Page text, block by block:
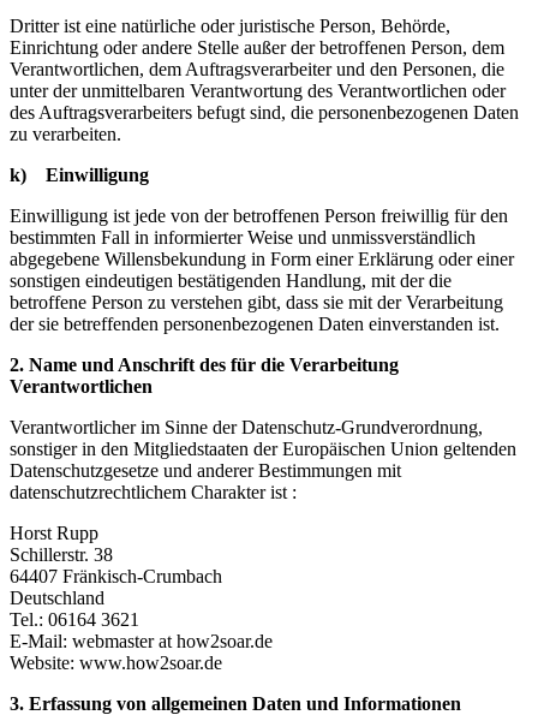
Dritter ist eine natürliche oder juristische Person, Behörde,
Einrichtung oder andere Stelle außer der betroffenen Person, dem
Verantwortlichen, dem Auftragsverarbeiter und den Personen, die
unter der unmittelbaren Verantwortung des Verantwortlichen oder
des Auftragsverarbeiters befugt sind, die personenbezogenen Daten
zu verarbeiten.
k) Einwilligung
Einwilligung ist jede von der betroffenen Person freiwillig für den
bestimmten Fall in informierter Weise und unmissverständlich
abgegebene Willensbekundung in Form einer Erklärung oder einer
sonstigen eindeutigen bestätigenden Handlung, mit der die
betroffene Person zu verstehen gibt, dass sie mit der Verarbeitung
der sie betreffenden personenbezogenen Daten einverstanden ist.
2. Name und Anschrift des für die Verarbeitung
Verantwortlichen
Verantwortlicher im Sinne der Datenschutz-Grundverordnung,
sonstiger in den Mitgliedstaaten der Europäischen Union geltenden
Datenschutzgesetze und anderer Bestimmungen mit
datenschutzrechtlichem Charakter ist :
Horst Rupp
Schillerstr. 38
64407 Fränkisch-Crumbach
Deutschland
Tel.: 06164 3621
E-Mail: webmaster at how2soar.de
Website: www.how2soar.de
3. Erfassung von allgemeinen Daten und Informationen